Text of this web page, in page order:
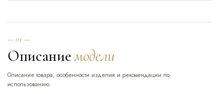
— 01 —
Описаниемодели
Описание товара, особенности изделия и рекомендации по
использованию.